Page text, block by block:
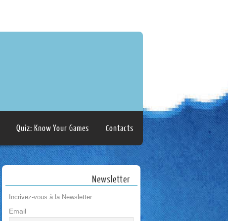
Quiz: Know Your Games Contacts
Newsletter
Incrivez-vous à la Newsletter
Email